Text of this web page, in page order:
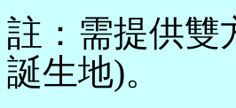
註：需提供雙
誕生地)。